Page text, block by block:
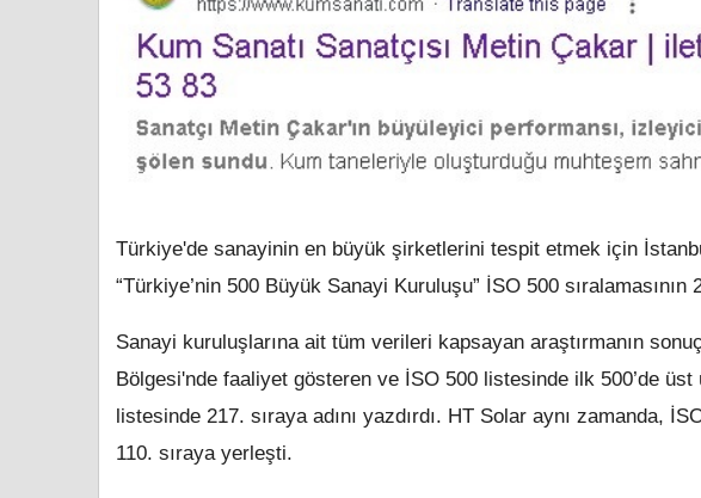
Türkiye'de sanayinin en büyük şirketlerini tespit etmek için
“Türkiye’nin 500 Büyük Sanayi Kuruluşu” İSO 500 sıralamasının
Sanayi kuruluşlarına ait tüm verileri kapsayan araştırmanın
Bölgesi'nde faaliyet gösteren ve İSO 500 listesinde ilk 500’de
listesinde 217. sıraya adını yazdırdı. HT Solar aynı zamanda,
110. sıraya yerleşti.